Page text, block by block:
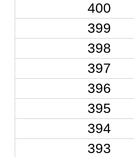
400
399
398
397
396
395
394
393